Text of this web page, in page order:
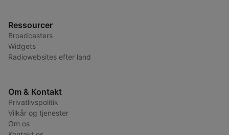
Ressourcer
Broadcasters
Widgets
Radiowebsites efter land
Om & Kontakt
Privatlivspolitik
Vilkår og tjenester
Om os